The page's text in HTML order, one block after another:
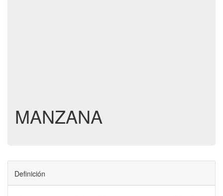
MANZANA
Definición